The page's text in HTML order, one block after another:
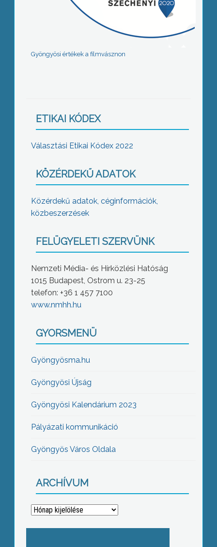
Gyöngyösi értékek a filmvásznon
ETIKAI KÓDEX
Választási Etikai Kódex 2022
KÖZÉRDEKŰ ADATOK
Közérdekű adatok, céginformációk,
közbeszerzések
FELÜGYELETI SZERVÜNK
Nemzeti Média- és Hírközlési Hatóság
1015 Budapest, Ostrom u. 23-25
telefon: +36 1 457 7100
www.nmhh.hu
GYORSMENÜ
Gyöngyösma.hu
Gyöngyösi Újság
Gyöngyösi Kalendárium 2023
Pályázati kommunikáció
Gyöngyös Város Oldala
ARCHÍVUM
Archívum